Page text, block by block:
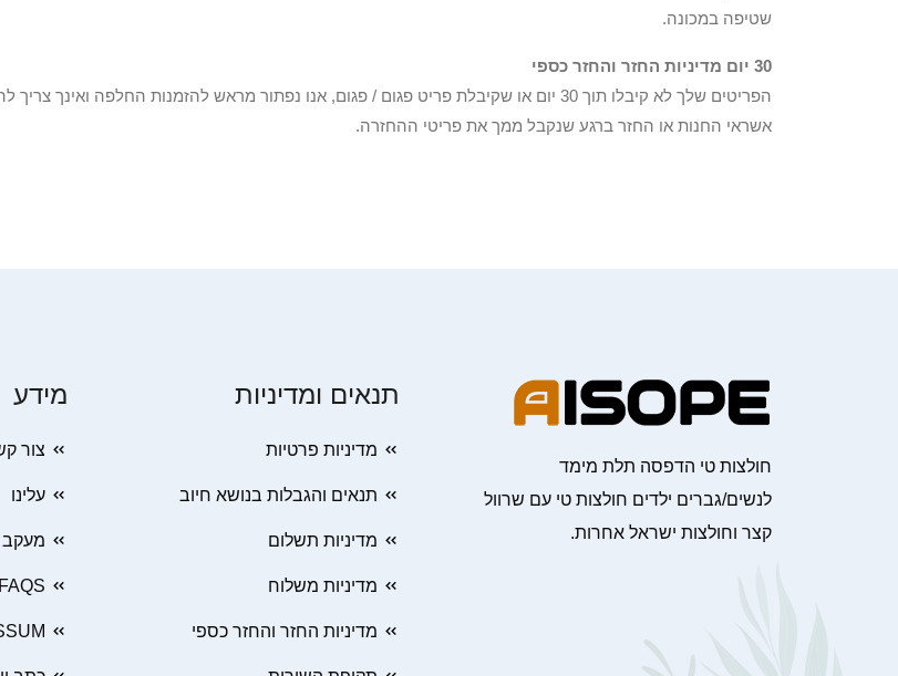
שטיפה במכונה.
30 יום מדיניות החזר והחזר כספי
הפריטים שלך לא קיבלו תוך 30 יום או שקיבלת פריט פגום / פגום, אנו נפתור מראש להזמנות
אשראי החנות או החזר ברגע שנקבל ממך את פריטי ההחזרה.
חולצות טי הדפסה תלת מימד
לנשים/גברים ילדים חולצות טי עם שרוול
קצר וחולצות ישראל אחרות.
תנאים ומדיניות
מדיניות פרטיות
תנאים והגבלות בנושא חיוב
מדיניות תשלום
מדיניות משלוח
מדיניות החזר והחזר כספי
מידע
צור
עלינו
מעקב
FAQS